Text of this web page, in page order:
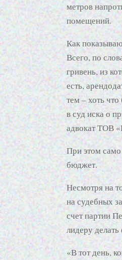
метров
помещений.
Как
Всего, по
гривень, из
есть,
тем – хоть
в суд иска о
адвокат ТОВ
При этом само
бюджет.
Несмотря на
на судебных
счет партии
лидеру
«В тот день,